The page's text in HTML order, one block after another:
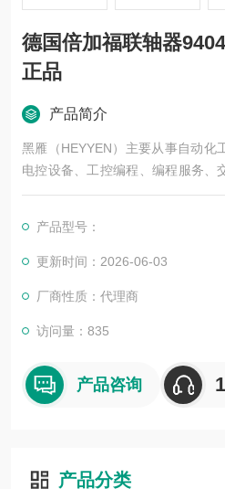
德国倍加福联轴器
正品
产品简介
黑雁（HEYYEN）主要从事自动化
电控设备、工控编程、编程服务、
化控制系统及其装置的研究与服
的现代化电控设备。
服务行业涉及冶金、石油、化工、
12*12现货 原装正品
产品型号：
更新时间：2026-06-03
厂商性质：代理商
访问量：835
产品咨询
产品分类